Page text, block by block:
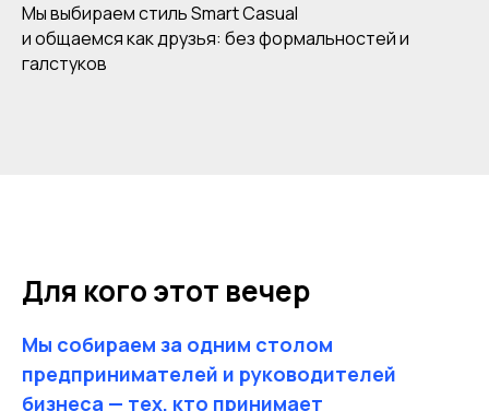
Мы выбираем стиль Smart Casual
и общаемся как друзья: без формальностей и
галстуков
Для кого этот вечер
Мы собираем за одним столом
предпринимателей и руководителей
бизнеса — тех, кто принимает